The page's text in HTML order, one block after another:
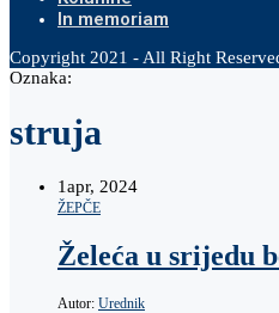
In memoriam
Copyright 2021 - All Right
Oznaka:
struja
1apr, 2024
ŽEPČE
Želeća u srijedu
Autor: Urednik